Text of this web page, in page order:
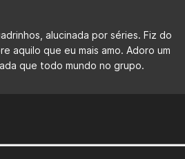
alucinada por séries. Fiz do
aquilo que eu mais amo. Adoro um
que todo mundo no grupo.